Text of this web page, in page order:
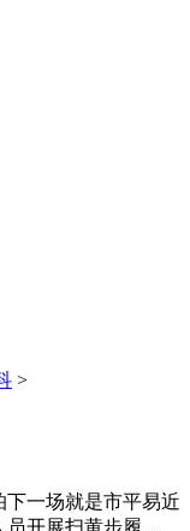
>
一场就是市平易近
开展扫黄步履，